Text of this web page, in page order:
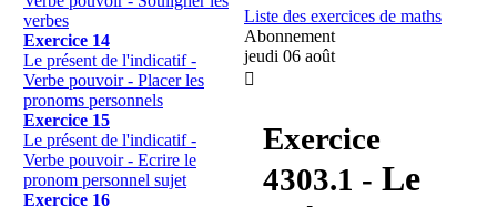
verbes
Exercice 14
Le présent de l'indicatif -
Verbe pouvoir - Placer les
pronoms personnels
Exercice 15
Le présent de l'indicatif -
Verbe pouvoir - Ecrire le
pronom personnel sujet
Exercice 16
Liste des exercices de maths
Abonnement
jeudi 06 août

Exercice
4303.1 - Le